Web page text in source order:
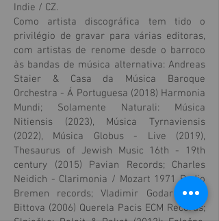
Indie / CZ.
Como artista discográfica tem tido o
privilégio de gravar para várias editoras,
com artistas de renome desde o barroco
às bandas de música alternativa: Andreas
Staier & Casa da Música Baroque
Orchestra - Á Portuguesa (2018) Harmonia
Mundi; Solamente Naturali: Música
Nitiensis (2023), Música Tyrnaviensis
(2022), Música Globus - Live (2019),
Thesaurus of Jewish Music 16th - 19th
century (2015) Pavian Records; Charles
Neidich - Clarimonia / Mozart 1971 Radio
Bremen records; Vladimir Godar - Iva
Bittova (2006) Querela Pacis ECM Records;